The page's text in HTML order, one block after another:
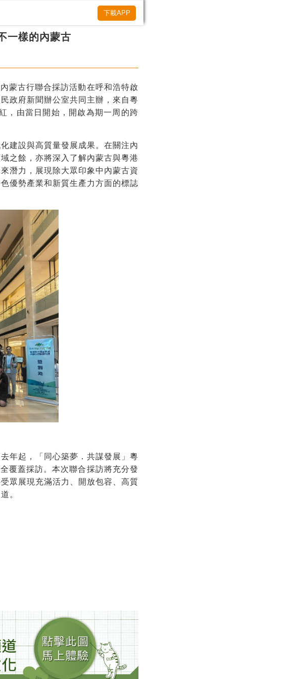
一樣的內蒙古
蒙古行聯合採訪活動在呼和浩特啟
政府新聞辦公室共同主辦，來自粵
，由當日開始，開啟為期一周的跨
建設與高質量發展成果。在關注內
之餘，亦將深入了解內蒙古與粵港
潛力，展現除大眾印象中內蒙古資
優勢產業和新質生產力方面的標誌
年起，「同心築夢．共謀發展」粵
覆蓋採訪。本次聯合採訪將充分發
眾展現充滿活力、開放包容、高質
。
下載APP